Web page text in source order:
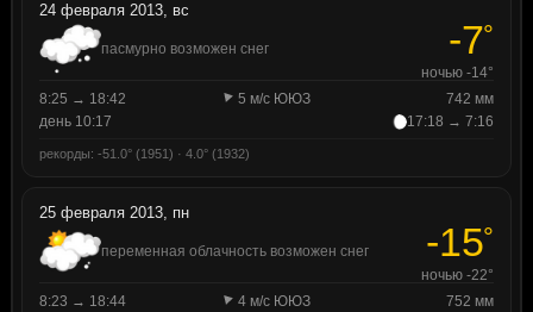
24 февраля 2013, вс
пасмурно возможен снег -7°
ночью -14°
8:25 → 18:42
5 м/с ЮЮЗ
742 мм
день 10:17
17:18 → 7:16
рекорды: -51.0° (1951) · 4.0° (1932)
25 февраля 2013, пн
переменная облачность возможен снег -15°
ночью -22°
8:23 → 18:44
4 м/с ЮЮЗ
752 мм